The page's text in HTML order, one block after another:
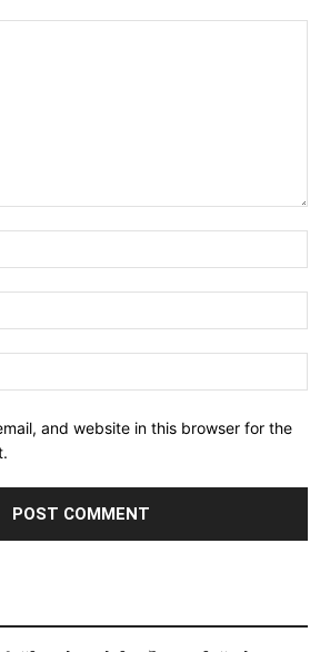
and website in this browser for the